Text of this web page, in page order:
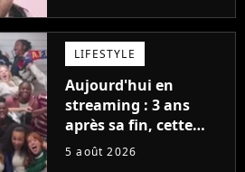
LIFESTYLE
Aujourd'hui en
streaming : 3 ans
après sa fin, cette
série aux 13 Emmy
5 août 2026